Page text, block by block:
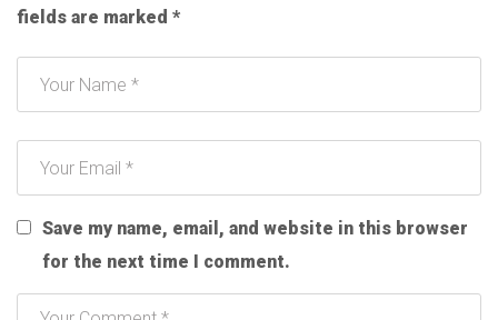
fields are marked *
Save my name, email, and website in this browser
for the next time I comment.